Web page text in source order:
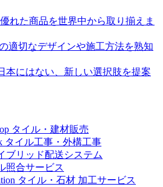
れた商品を世界中から取り揃えま
適切なデザインや施工方法を熟知
本にはない、新しい選択肢を提案
タイル・建材販売
タイル工事・外構工事
ブリッド配送システム
照合サービス
タイル・石材 加工サービス